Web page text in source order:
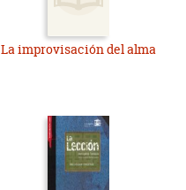
La improvisación del alma